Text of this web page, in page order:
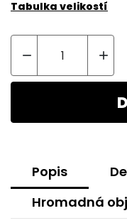
Tabulka velikostí
 
Popis
Hromadná